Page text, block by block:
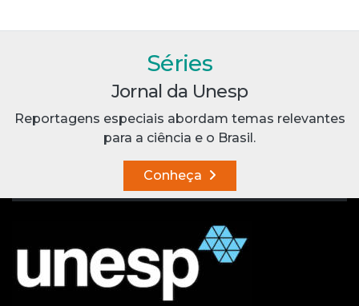
Séries
Jornal da Unesp
Reportagens especiais abordam temas relevantes
para a ciência e o Brasil.
Conheça